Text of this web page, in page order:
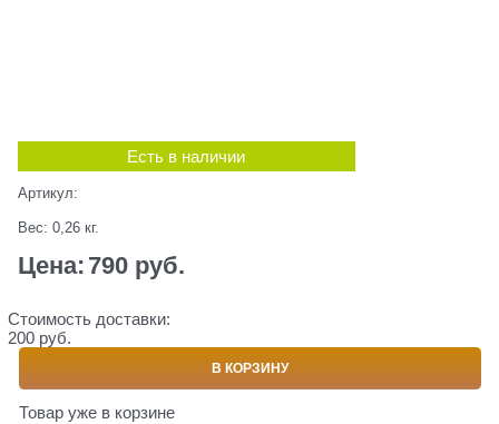
Есть в наличии
Артикул:
Вес: 0,26 кг.
Цена: 790 руб.
Стоимость доставки:
200 руб.
В КОРЗИНУ
Товар уже в корзине